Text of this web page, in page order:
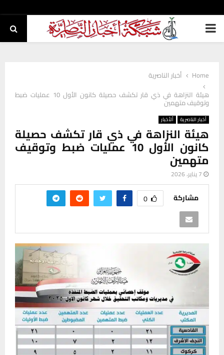
PRIMARY
Home
أخبار الناصرية
هيئة النزاهة في ذي قار تكشف حصيلة كانون الأول 10 عمليات ضبط
وتوقيف متهمين
أخبار الناصرية ألأخبار
هيئة النزاهة في ذي قار تكشف حصيلة
كانون الأول 10 عمليات ضبط وتوقيف
متهمين
7 يناير، 2026
مشاركة 0